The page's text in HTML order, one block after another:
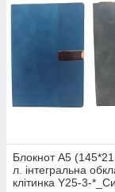
Блокнот А5
л. інтегральна
клітинка Y25-3-